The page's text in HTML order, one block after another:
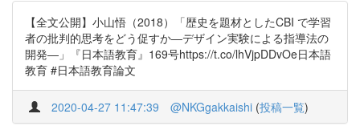
【全文公開】小山悟（2018）「歴史を題材としたCBI で学習
者の批判的思考をどう促すか―デザイン実験による指導法の
開発―」『日本語教育』169号https://t.co/lhVjpDDvOe日本語
教育 #日本語教育論文
2020-04-27 11:47:39 @NKGgakkaishi (投稿一覧)